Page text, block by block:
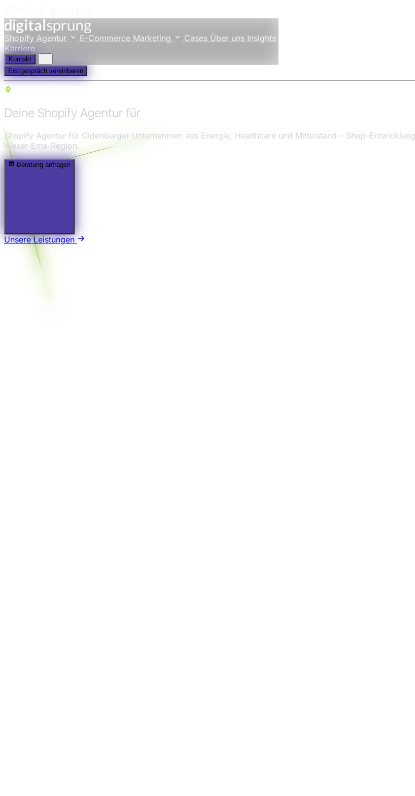
Shopify Agentur E-Commerce Marketing Cases Über uns Insights
Karriere
Kontakt
Erstgespräch vereinbaren
Deine Shopify Agentur für
Shopify Agentur für Oldenburger Unternehmen aus Energie, Healthcare und Mittelstand – Shop-
Weser-Ems-Region.
Beratung anfragen
Unsere Leistungen